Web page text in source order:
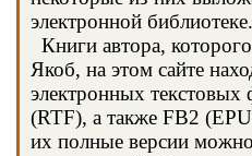
электронной библиотеке.
Книги автора,
Якоб, на этом сайте
электронных
(RTF), а также FB2
их полные версии можно